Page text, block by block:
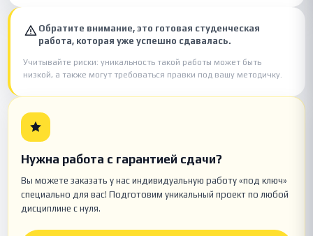
Обратите внимание, это готовая студенческая
работа, которая уже успешно сдавалась.
Учитывайте риски: уникальность такой работы может быть
низкой, а также могут требоваться правки под вашу методичку.
Нужна работа с гарантией сдачи?
Вы можете заказать у нас индивидуальную работу «под ключ»
специально для вас! Подготовим уникальный проект по любой
дисциплине с нуля.